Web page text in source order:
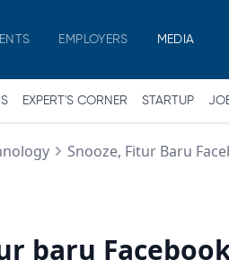
EMPLOYERS MEDIA
EXPERT'S CORNER STARTUP
Snooze, Fitur Baru
baru